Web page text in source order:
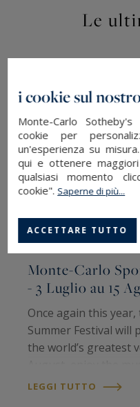
Le
Monte-Carlo
- 3 Luglio au 15
Once again this
Summer Festival
the world’s greatest
all summer long.
LEGGI TUTTO
i cookie sul
Monte-Carlo
cookie per
un'esperienza su
qui e ottenere
qualsiasi momento
cookie". Saperne di più...
ACCETTARE TUTTO